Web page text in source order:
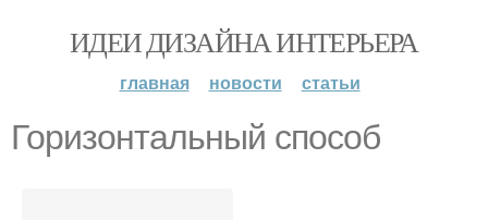
ИДЕИ ДИЗАЙНА ИНТЕРЬЕРА
главная новости статьи
Горизонтальный способ